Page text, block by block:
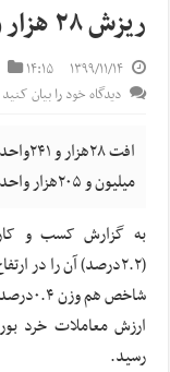
ریزش ۲۸ هزار واحدی شاخص بورس
۱۳۹۹/۱۱/۱۴ ۱۴:۱۵
دیدگاه خود را بیان کنید
میلیون و ۲۰۵هزار واحدی قرار داد.
(۲.۲درصد) آن را در ارتفاع یک میلیون و ۲۰۵هزار واحدی قرار داد.
شاخص‌ هم وزن ۰.۴درصد افت کرد.
رسید.